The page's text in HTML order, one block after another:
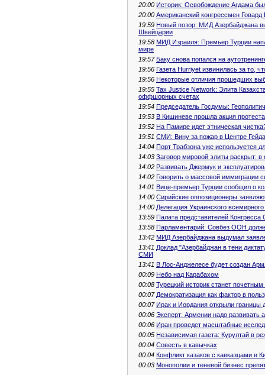
20:00 Историк: Освобождение Агдама
20:00 Американский конгрессмен
19:59 Новый позор: МИД Азербайджана
Швейцарии
19:58 МИД Израиля: Премьер Турции
мире
19:57 Баку снова попался на
19:56 Газета Hurriyet извинилась за то,
19:56 Некоторые отличия прошедших
19:55 Tax Justice Network: Элита
оффшорных счетах
19:54 Председатель Госдумы:
19:53 В Кишиневе прошла акция
19:52 На Памире идет этническая
19:51 СМИ: Вину за пожар в Центре
14:04 Порт Трабзона уже используется
14:03 Заговор мировой элиты раскрыт:
14:02 Развивать Джермук и
14:02 Говорить о массовой иммиграции
14:01 Вице-премьер Турции сообщил о
14:00 Сирийские оппозиционеры
14:00 Делегация Украинского
13:59 Палата представителей
13:58 Парламентарий: Совбез ООН
13:42 МИД Азербайджана выдумал
13:41 Доклад "Азербайджан в тени
СМИ
13:41 В Лос-Анджелесе будет создан
00:09 Небо над Карабахом
00:08 Турецкий историк станет
00:07 Демократизация как фактор в
00:07 Ирак и Иордания открыли границы
00:06 Эксперт: Армении надо развивать
00:06 Иран проведет масштабные
00:05 Независимая газета: Курултай в
00:04 Совесть в кавычках
00:04 Конфликт казаков с кавказцами в
00:03 Монополии и теневой бизнес